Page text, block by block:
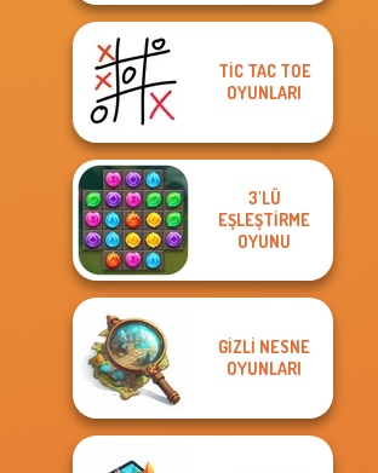
TIC TAC TOE
OYUNLARI
3'LÜ
EŞLEŞTIRME
OYUNU
GIZLI NESNE
OYUNLARI